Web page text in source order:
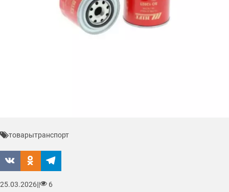
товарытранспорт
25.03.2026|| 6